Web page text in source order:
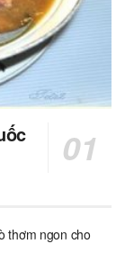
thơm ngon cho